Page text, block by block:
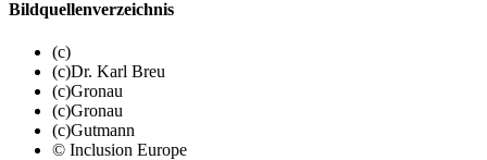
Bildquellenverzeichnis
(c)
(c)Dr. Karl Breu
(c)Gronau
(c)Gronau
(c)Gutmann
© Inclusion Europe